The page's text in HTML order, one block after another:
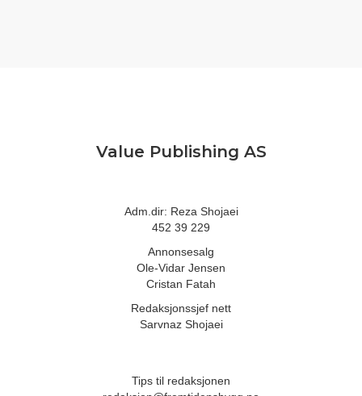
Value Publishing AS
Adm.dir: Reza Shojaei
452 39 229
Annonsesalg
Ole-Vidar Jensen
Cristan Fatah
Redaksjonssjef nett
Sarvnaz Shojaei
Tips til redaksjonen